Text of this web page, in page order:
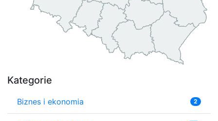
Kategorie
Biznes i ekonomia 2